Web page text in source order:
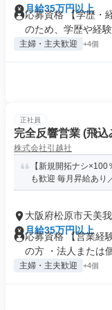
月給35万円以上
応募資格 【学歴・
のため、学歴や経験
主婦・主夫歓迎 +4個
正社員
完全反響営業 (飛
株式会社引越社
【新規開拓ナシ
も歓迎 毎月昇給あり
大阪府松原市天美
月給35万円以上
応募資格 【営業経
の方 ・法人または
主婦・主夫歓迎 +4個